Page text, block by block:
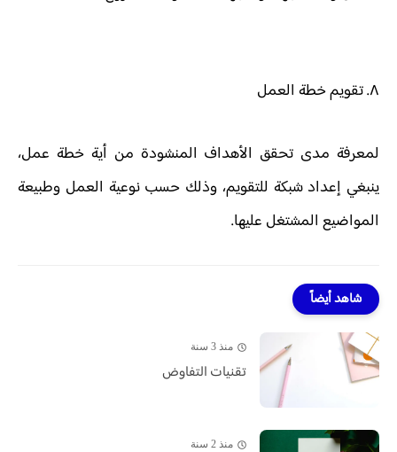
٨. تقويم خطة العمل
لمعرفة مدى تحقق الأهداف المنشودة من أية خطة عمل،
ينبغي إعداد شبكة للتقويم، وذلك حسب نوعية العمل وطبيعة
المواضيع المشتغل عليها.
شاهد أيضاً
منذ 3 سنة
تقنيات التفاوض
منذ 2 سنة